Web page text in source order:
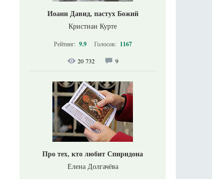
Иоанн Давид, пастух Божий
Кристиан Курте
Рейтинг: 9.9 Голосов: 1167
20 732 9
Про тех, кто любит Спиридона
Елена Долгачёва